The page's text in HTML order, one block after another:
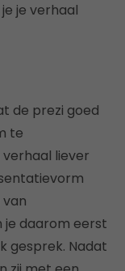
je verhaal
de prezi goed
te
liever
je daarom eerst
gesprek. Nadat